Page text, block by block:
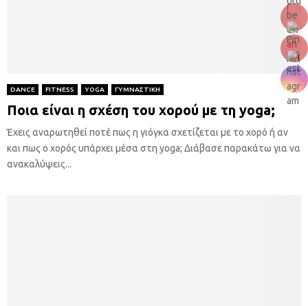
DANCE FITNESS YOGA ΓΥΜΝΑΣΤΙΚΗ
Ποια είναι η σχέση του χορού με τη yoga;
Έχεις αναρωτηθεί ποτέ πως η γιόγκα σχετίζεται με το χορό ή αν
και πως ο χορός υπάρχει μέσα στη yoga; Διάβασε παρακάτω για να
ανακαλύψεις...